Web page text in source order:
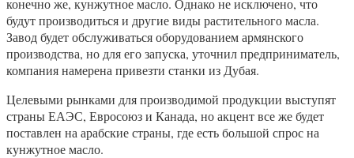
конечно же, кунжутное масло. Однако не исключено, что
будут производиться и другие виды растительного масла.
Завод будет обслуживаться оборудованием армянского
производства, но для его запуска, уточнил предприниматель,
компания намерена привезти станки из Дубая.
Целевыми рынками для производимой продукции выступят
страны ЕАЭС, Евросоюз и Канада, но акцент все же будет
поставлен на арабские страны, где есть большой спрос на
кунжутное масло.